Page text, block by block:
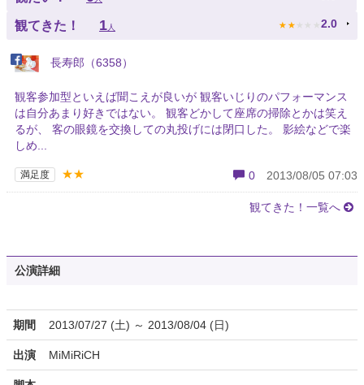
観てきた！ 1 人 ★ ★ ★ ★ ★ 2.0
長寿郎（6358）
観客参加型といえば聞こえが良いが 観客いじりのパフォーマンス
は自分あまり好きではない。 観客どかして座席の掃除とかは笑え
るが、 客の眼鏡を交換しての丸投げには閉口した。 影絵などで楽
しめ...
満足度 ★★ 0 2013/08/05 07:03
観てきた！一覧へ
公演詳細
期間 2013/07/27 (土) ～ 2013/08/04 (日)
出演 MiMiRiCH